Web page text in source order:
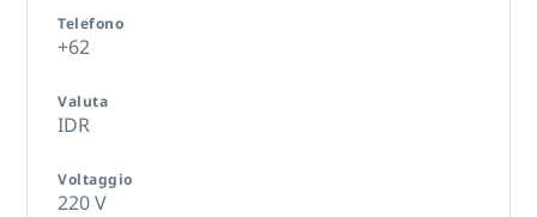
Telefono
+62
Valuta
IDR
Voltaggio
220 V